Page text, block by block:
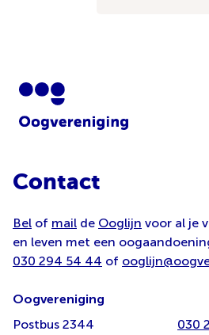
Contact
Bel of mail de Ooglijn voor al je
en leven met een
030 294 54 44 of
Oogvereniging
Postbus 2344
030